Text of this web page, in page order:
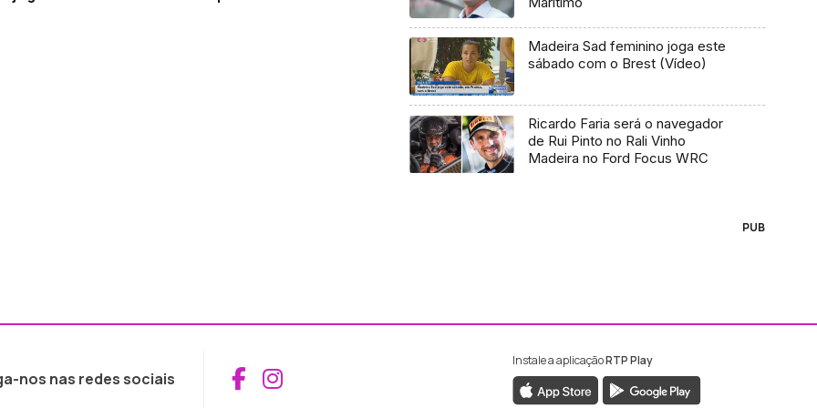
Madeira Sad feminino joga este
sábado com o Brest (Vídeo)
Ricardo Faria será o navegador
de Rui Pinto no Rali Vinho
Madeira no Ford Focus WRC
PUB
nos nas redes sociais Aceder ao Facebook da RTP Madeira
Aceder ao Instagram da RTP Madeira
Instale a aplicaçãoRTP Play